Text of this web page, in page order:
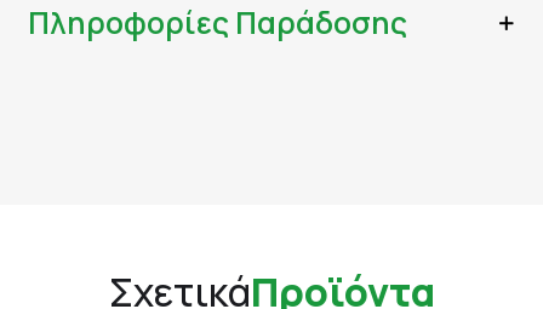
Πληροφορίες Παράδοσης
ΣχετικάΠροϊόντα